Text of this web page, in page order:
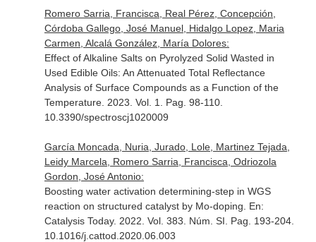
Romero Sarria, Francisca, Real Pérez, Concepción,
Córdoba Gallego, José Manuel, Hidalgo Lopez, Maria
Carmen, Alcalá González, María Dolores:
Effect of Alkaline Salts on Pyrolyzed Solid Wasted in
Used Edible Oils: An Attenuated Total Reflectance
Analysis of Surface Compounds as a Function of the
Temperature. 2023. Vol. 1. Pag. 98-110.
10.3390/spectroscj1020009
García Moncada, Nuria, Jurado, Lole, Martinez Tejada,
Leidy Marcela, Romero Sarria, Francisca, Odriozola
Gordon, José Antonio:
Boosting water activation determining-step in WGS
reaction on structured catalyst by Mo-doping. En:
Catalysis Today. 2022. Vol. 383. Núm. SI. Pag. 193-204.
10.1016/j.cattod.2020.06.003